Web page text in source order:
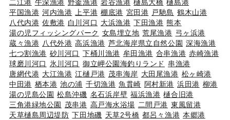
二江港 牛深漁港 野釜漁港 岩谷漁港 樋島大橋 樋島港
平国漁港 河内漁港 上平港 棚底港 宮田港 戸馳島 鶴木山港
八代内港 佐敷港 白川河口 大浜漁港 下田漁港 熊本
湯の児フィッシングパーク 女島埋立地 荒尾漁港 弓ヶ浜港
蔵々漁港 八代外港 高浜漁港 芦北海岸県立自然公園 深海漁港
七つ割漁港 砂川河口 下桶川漁港 牟田漁港 合串漁港 赤崎漁港
球磨川河口
氷川河口 御立岬公園海釣りランド
串漁港
唐網代港 大江漁港 江樋戸港 茂串海岸 大田尾漁港 松ヶ崎港
中田港 栖本港 池の浦 千切漁港 魚貫崎 阿村新港 浜田港 柳港
湯の児島公園 松島沖磯 名石浜岸壁 福浜漁港 樋合旧港
三角港緑地公園 茂串港 高戸海水浴場 二間戸港 東風留港
天草樋島周辺堤防 下田地磯 天草2号橋 都呂々漁港 本郷港